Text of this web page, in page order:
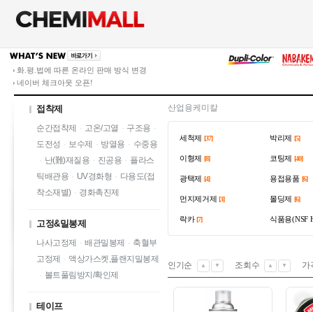
화.평.법에 따른 온라인 판매 방식 변경
네이버 체크아웃 오픈!
접착제
순간접착제 · 고온/고열 · 구조용 ·
도전성 · 보수제 · 방열용 · 수중용
· 난(難)재질용 · 진공용 · 플라스
틱배관용 · UV경화형 · 다용도(접
착소재별) · 경화촉진제
고정&밀봉제
나사고정제 · 배관밀봉제 · 축혈부
고정제
· 액상가스켓,플랜지밀봉제
· 볼트풀림방지/확인제
테이프
산업용케미칼
세척제 [37] 박리제 [5]
이형제 [8] 코팅제 [40]
광택제 [4] 용접용품 [6]
먼지제거제 [3] 몰딩제 [6]
락카 [7] 식품용(NSF
인기순 ▲ ▼ 조회수 ▲ ▼ 가